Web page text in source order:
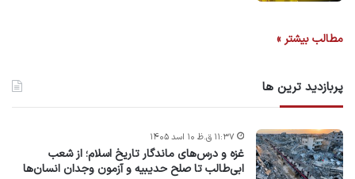
مطالب بیشتر »
پربازدید ترین ها
غزه و درس‌های ماندگار تاریخ اسلام؛ از شعب
ابی‌طالب تا صلح حدیبیه و آزمون وجدان انسان‌ها
۱۱:۳۷ ق.ظ ۱۰ اسد ۱۴۰۵